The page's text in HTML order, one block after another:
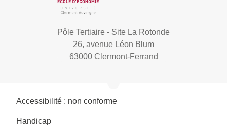
Pôle Tertiaire - Site La Rotonde
26, avenue Léon Blum
63000 Clermont-Ferrand
Accessibilité : non conforme
Handicap